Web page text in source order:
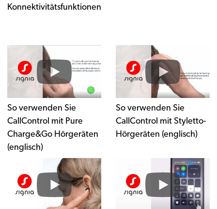
Konnektivitätsfunktionen
So verwenden Sie
CallControl mit Pure
Charge&Go Hörgeräten
(englisch)
So verwenden Sie
CallControl mit Styletto-
Hörgeräten (englisch)